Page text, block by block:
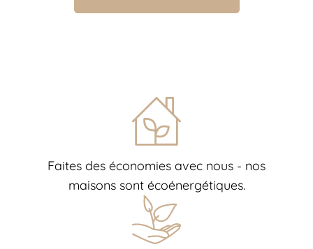
Faites des économies avec nous - nos
maisons sont écoénergétiques.